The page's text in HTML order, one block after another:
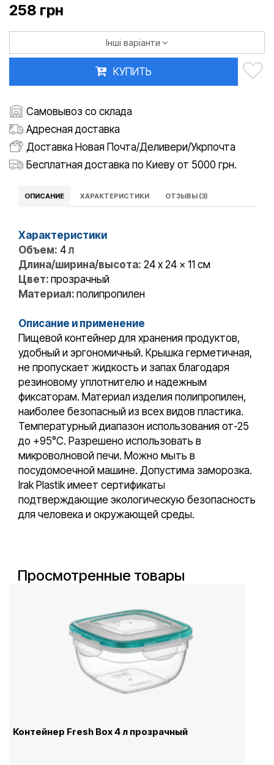
258 грн
Інші варіанти
КУПИТЬ
Самовывоз со склада
Адресная доставка
Доставка Новая Почта/Деливери/Укрпочта
Бесплатная доставка по Киеву от 5000 грн.
ОПИСАНИЕ ХАРАКТЕРИСТИКИ ОТЗЫВЫ (3)
Характеристики
Объем: 4 л
Длина/ширина/высота: 24 x 24 x 11 cм
Цвет: прозрачный
Материал: полипропилен
Описание и применение
Пищевой контейнер для хранения продуктов,
удобный и эргономичный. Крышка герметичная,
не пропускает жидкость и запах благодаря
резиновому уплотнителю и надежным
фиксаторам. Материал изделия полипропилен,
наиболее безопасный из всех видов пластика.
Температурный диапазон использования от-25
до +95°С. Разрешено использовать в
микроволновой печи. Можно мыть в
посудомоечной машине. Допустима заморозка.
Irak Plastik имеет сертификаты
подтверждающие экологическую безопасность
для человека и окружающей среды.
Просмотренные товары
Контейнер Fresh Box 4 л прозрачный